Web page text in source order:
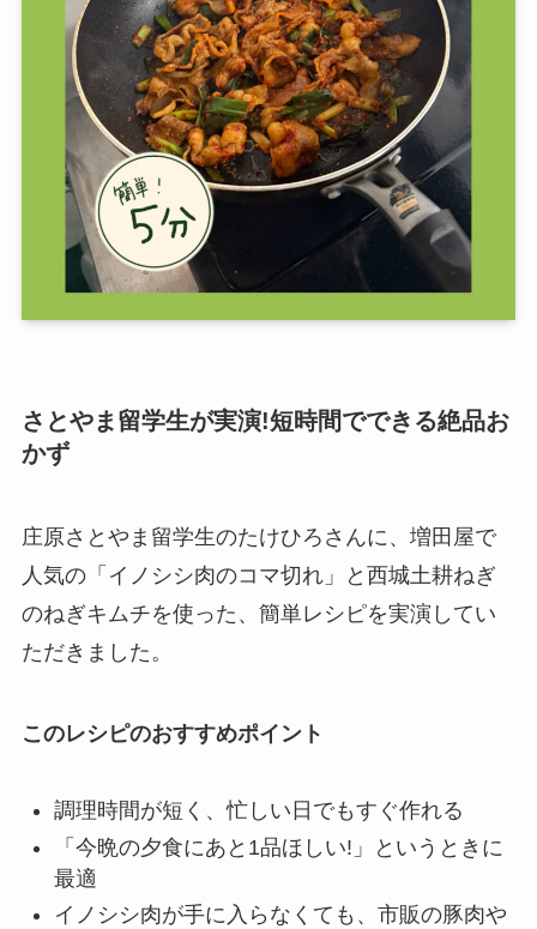
さとやま留学生が実演!短時間でできる絶品お
かず
庄原さとやま留学生のたけひろさんに、増田屋で
人気の「イノシシ肉のコマ切れ」と西城土耕ねぎ
のねぎキムチを使った、簡単レシピを実演してい
ただきました。
このレシピのおすすめポイント
調理時間が短く、忙しい日でもすぐ作れる
「今晩の夕食にあと1品ほしい!」というときに
最適
イノシシ肉が手に入らなくても、市販の豚肉や